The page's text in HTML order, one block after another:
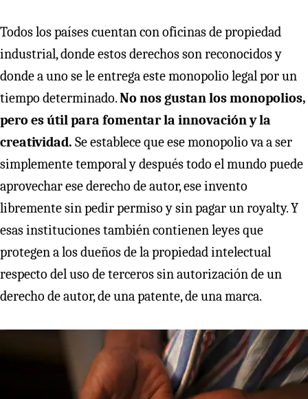
Todos los países cuentan con oficinas de propiedad
industrial, donde estos derechos son reconocidos y
donde a uno se le entrega este monopolio legal por un
tiempo determinado.No nos gustan los monopolios,
pero es útil para fomentar la innovación y la
creatividad. Se establece que ese monopolio va a ser
simplemente temporal y después todo el mundo puede
aprovechar ese derecho de autor, ese invento
libremente sin pedir permiso y sin pagar un royalty. Y
esas instituciones también contienen leyes que
protegen a los dueños de la propiedad intelectual
respecto del uso de terceros sin autorización de un
derecho de autor, de una patente, de una marca.